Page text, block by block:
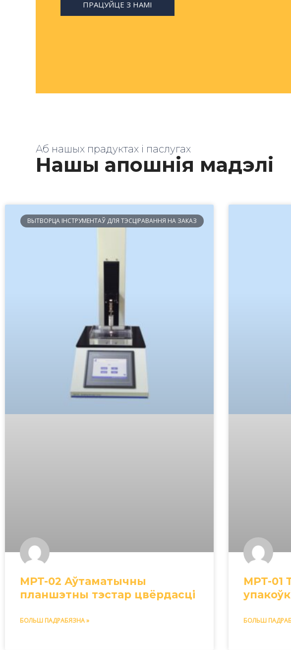
ПРАЦУЙЦЕ З НАМІ
Аб нашых прадуктах і паслугах
Нашы апошнія мадэлі
ВЫТВОРЦА ІНСТРУМЕНТАЎ ДЛЯ ТЭСЦІРАВАННЯ НА ЗАКАЗ
MPT-02 Аўтаматычны
планшэтны тэстар цвёрдасці
БОЛЬШ ПАДРАБЯЗНА »
MPT-
БОЛЬШ